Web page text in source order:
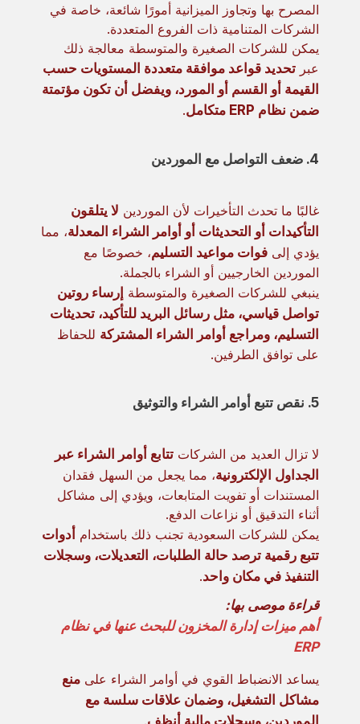
المصرح بها وتجاوز الميزانية أمورًا شائعة، خاصة في
الشركات المتنامية ذات الفروع المتعددة.
يمكن للشركات الصغيرة والمتوسطة معالجة ذلك
عبر تحديد قواعد موافقة متعددة المستويات حسب
القيمة أو القسم أو المورد، ويفضل أن تكون مؤتمتة
ضمن نظام ERP متكامل
.
4. ضعف التواصل مع الموردين
غالبًا ما تحدث التأخيرات لأن الموردين لا يتلقون
التأكيدات أو التحديثات أو أوامر الشراء المعدلة، مما
يؤدي إلى فوات مواعيد التسليم، خصوصًا مع
الموردين الخارجيين أو الشراء بالجملة.
ينبغي للشركات الصغيرة والمتوسطة إرساء روتين
تواصل قياسي، مثل رسائل البريد للتأكيد، تحديثات
التسليم، ومراجع أوامر الشراء المشتركة للحفاظ
على توافق الطرفين.
5. نقص تتبع أوامر الشراء والتوثيق
لا تزال العديد من الشركات تتابع أوامر الشراء عبر
الجداول الإلكترونية، مما يجعل من السهل فقدان
المستندات أو تفويت المتابعات، ويؤدي إلى مشاكل
أثناء التدقيق أو نزاعات الدفع.
يمكن للشركات السعودية تجنب ذلك باستخدام أدوات
تتبع رقمية ترصد حالة الطلبات، التعديلات، وسجلات
التنفيذ في مكان واحد.
قراءة موصى بها:
أهم ميزات إدارة المخزون للبحث عنها في نظام
ERP
يساعد الانضباط القوي في أوامر الشراء على منع
مشاكل التشغيل، وضمان علاقات سلسة مع